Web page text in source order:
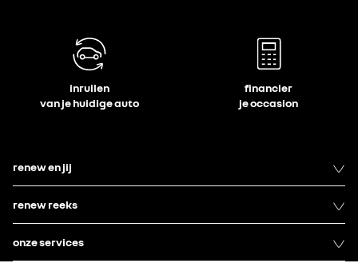
inruilen
van je huidige auto
financier
je occasion
renew en jij
renew reeks
onze services